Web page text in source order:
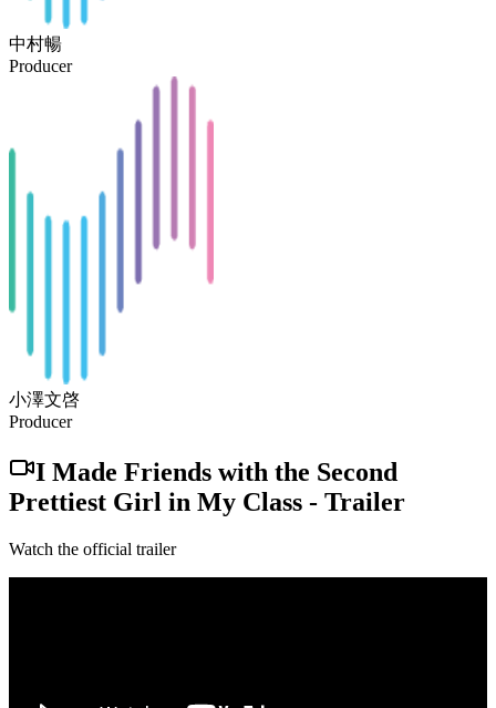
中村暢
Producer
小澤文啓
Producer
I Made Friends with the Second
Prettiest Girl in My Class - Trailer
Watch the official trailer